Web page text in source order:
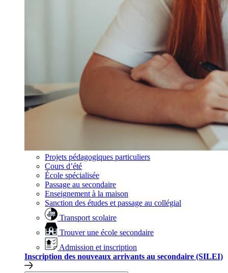
Projets pédagogiques particuliers
Cours d’été
École spécialisée
Passage au secondaire
Enseignement à la maison
Sanction des études et passage au collégial
Transport scolaire
Trouver une école secondaire
Admission et inscription
Inscription des nouveaux arrivants au secondaire (SILEI)